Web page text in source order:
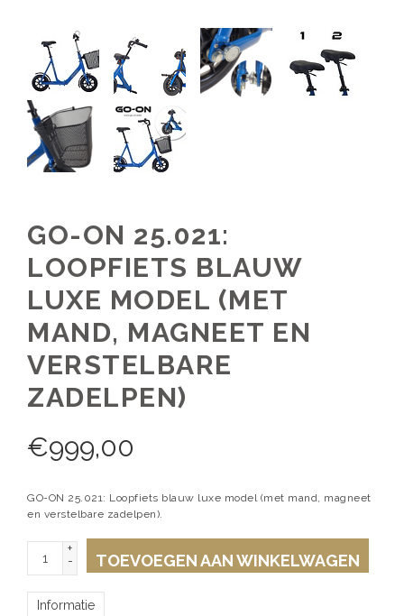
GO-ON 25.021:
LOOPFIETS BLAUW
LUXE MODEL (MET
MAND, MAGNEET EN
VERSTELBARE
ZADELPEN)
€999,00
GO-ON 25.021: Loopfiets blauw luxe model (met mand, magneet
en verstelbare zadelpen).
+
-
TOEVOEGEN AAN WINKELWAGEN
Informatie